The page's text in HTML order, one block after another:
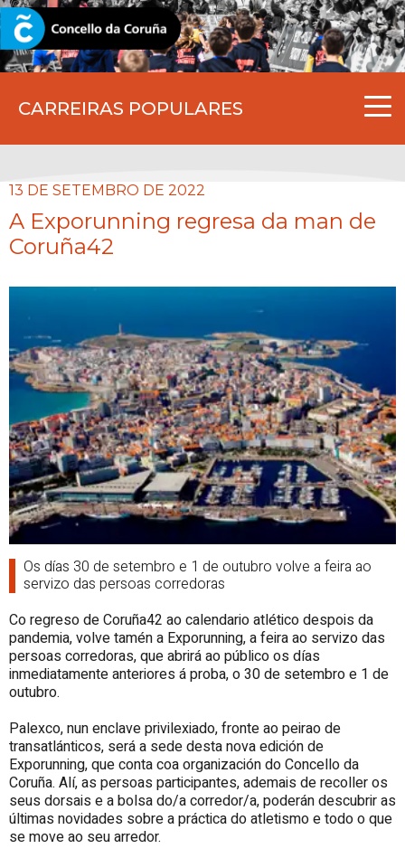
CARREIRAS POPULARES
CORUNA.GAL
13 DE SETEMBRO DE 2022
A Exporunning regresa da man de
Coruña42
Os días 30 de setembro e 1 de outubro volve a feira ao
servizo das persoas corredoras
Co regreso de Coruña42 ao calendario atlético despois da
pandemia, volve tamén a Exporunning, a feira ao servizo das
persoas corredoras, que abrirá ao público os días
inmediatamente anteriores á proba, o 30 de setembro e 1 de
outubro.
Palexco, nun enclave privilexiado, fronte ao peirao de
transatlánticos, será a sede desta nova edición de
Exporunning, que conta coa organización do Concello da
Coruña. Alí, as persoas participantes, ademais de recoller os
seus dorsais e a bolsa do/a corredor/a, poderán descubrir as
últimas novidades sobre a práctica do atletismo e todo o que
se move ao seu arredor.